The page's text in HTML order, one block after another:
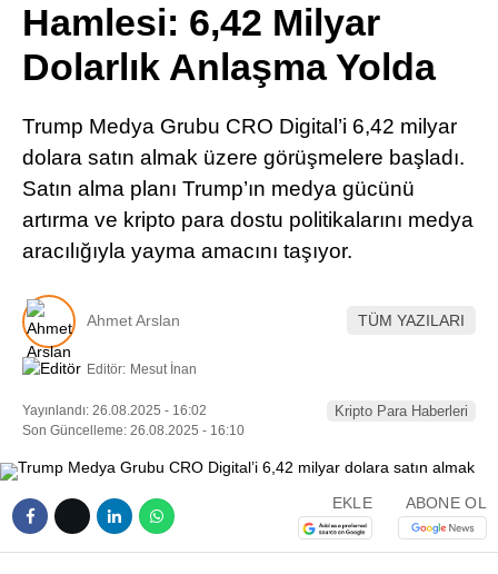
Pinterest
Hamlesi: 6,42 Milyar
Dolarlık Anlaşma Yolda
Trump Medya Grubu CRO Digital’i 6,42 milyar
dolara satın almak üzere görüşmelere başladı.
Satın alma planı Trump’ın medya gücünü
artırma ve kripto para dostu politikalarını medya
aracılığıyla yayma amacını taşıyor.
Ahmet Arslan TÜM YAZILARI
Editör: Mesut İnan
Yayınlandı: 26.08.2025 - 16:02
Son Güncelleme: 26.08.2025 - 16:10
Kripto Para Haberleri
EKLE ABONE OL